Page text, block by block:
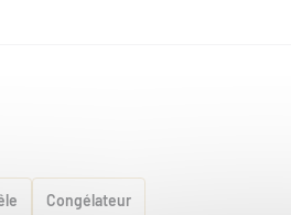
Congélateur